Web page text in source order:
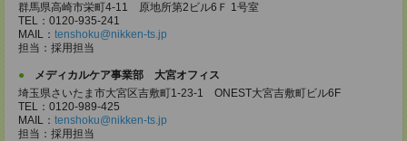
群馬県高崎市栄町4-11 原地所第2ビル6Ｆ 1号室
TEL：0120-935-241
MAIL： tenshoku@nikken-ts.jp
担当：採用担当
メディカルケア事業部 大宮オフィス
埼玉県さいたま市大宮区吉敷町1-23-1 ONEST大宮吉敷町ビル6F
TEL：0120-989-425
MAIL： tenshoku@nikken-ts.jp
担当：採用担当